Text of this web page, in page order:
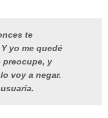
te
yo me quedé
preocupe, y
voy a negar.